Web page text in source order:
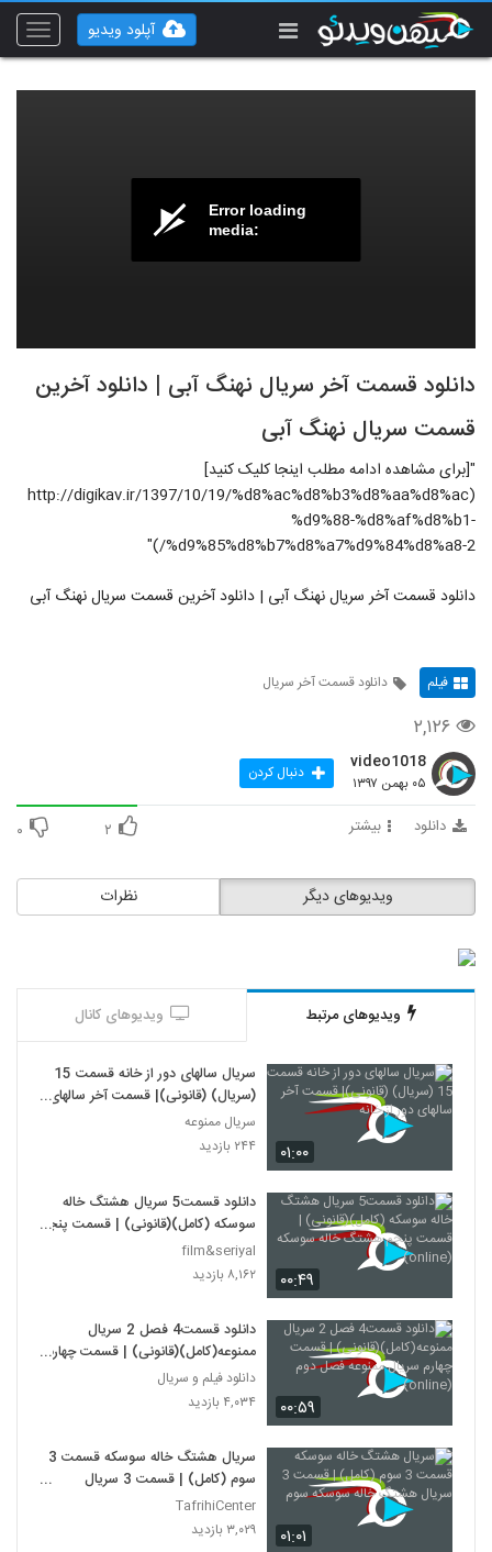
Toggle
آپلود ویدیو
Error loading
media:
دانلود قسمت آخر سریال نهنگ آبی | دانلود آخرین
قسمت سریال نهنگ آبی
"[برای مشاهده ادامه مطلب اینجا کلیک کنید]
(http://digikav.ir/1397/10/19/%d8%ac%d8%b3%d8%aa%d8%ac
%d9%88-%d8%af%d8%b1-
%d9%85%d8%b7%d8%a7%d9%84%d8%a8-2/)"
دانلود قسمت آخر سریال نهنگ آبی | دانلود آخرین قسمت سریال نهنگ آبی
فیلم دانلود قسمت آخر سریال
۲,۱۲۶
video1018
۰۵ بهمن ۱۳۹۷ دنبال کردن
دانلود بیشتر ۲ ۰
نظرات ویدیوهای دیگر
ویدیوهای مرتبط ویدیوهای کانال
۰۱:۰۰
سریال سالهای دور از خانه قسمت 15
(سریال) (قانونی)| قسمت آخر سالهای
دور از خانه
سریال ممنوعه
۲۴۴ بازدید
۰۰:۴۹
دانلود قسمت5 سریال هشتگ خاله
سوسکه (کامل)(قانونی) | قسمت پنجم
هشتگ خاله سوسکه (online)
film&seriyal
۸,۱۶۲ بازدید
۰۰:۵۹
دانلود قسمت4 فصل 2 سریال
ممنوعه(کامل)(قانونی) | قسمت چهارم
سریال ممنوعه فصل دوم (online)
دانلود فیلم و سریال
۴,۰۳۴ بازدید
۰۱:۰۱
سریال هشتگ خاله سوسکه قسمت 3
سوم (کامل) | قسمت 3 سریال
هشتگ خاله سوسکه سوم
TafrihiCenter
۳,۰۲۹ بازدید